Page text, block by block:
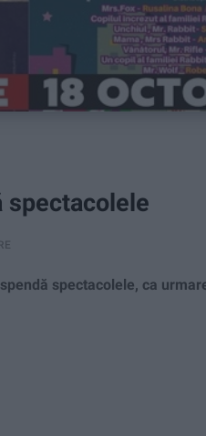
spectacolele
spectacolele, ca